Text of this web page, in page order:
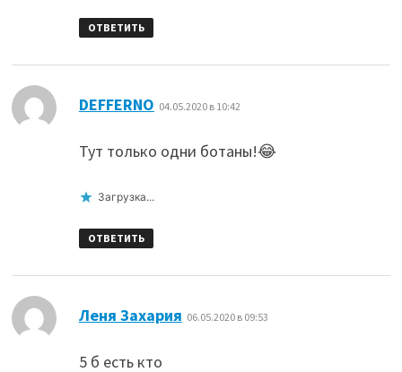
ОТВЕТИТЬ
DEFFERNO 04.05.2020 в 10:42
Тут только одни ботаны!😂
Загрузка...
ОТВЕТИТЬ
Леня Захария 06.05.2020 в 09:53
5 б есть кто